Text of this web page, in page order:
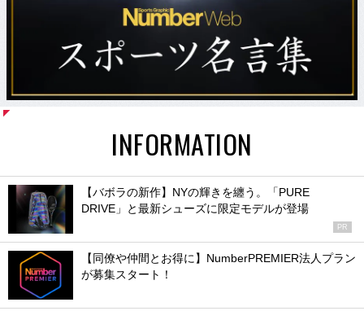
INFORMATION
【バボラの新作】NYの輝きを纏う。「PURE
DRIVE」と最新シューズに限定モデルが登場
PR
【同僚や仲間とお得に】NumberPREMIER法人プラン
が募集スタート！